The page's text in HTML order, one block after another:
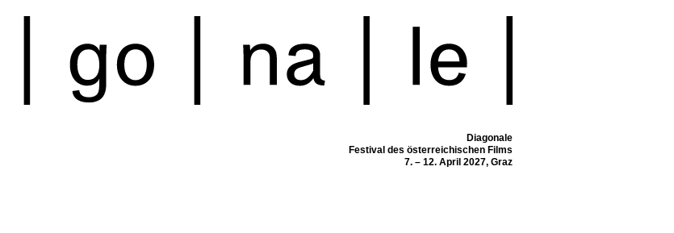
Diagonale
Festival des österreichischen Films
7. – 12. April 2027, Graz